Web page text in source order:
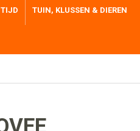
TUIN, KLUSSEN & DIEREN